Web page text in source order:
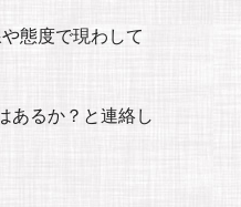
態度で現わして
あるか？と連絡し